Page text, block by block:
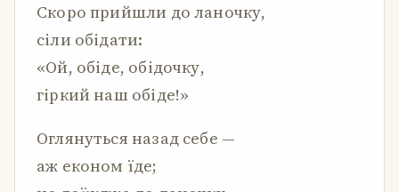
Скоро прийшли до ланочку,
сіли обідати:
«Ой, обіде, обідочку,
гіркий наш обіде!»
Оглянуться назад себе —
аж економ їде;